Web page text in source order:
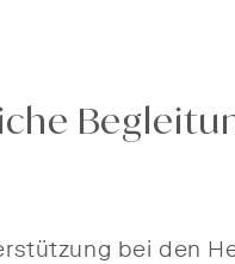
bei den